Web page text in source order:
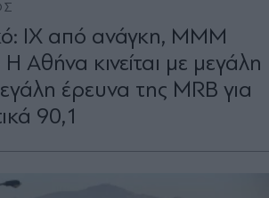
ΙΧ από ανάγκη, ΜΜΜ
Αθήνα κινείται με μεγάλη
έρευνα της MRB για
90,1